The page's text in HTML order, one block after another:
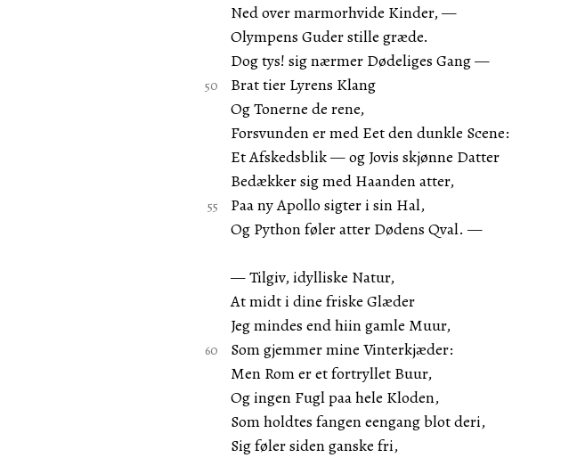
Ned over marmorhvide Kinder, —
Olympens Guder stille græde.
Dog tys! sig nærmer Dødeliges Gang —
Brat tier Lyrens Klang
Og Tonerne de rene,
Forsvunden er med Eet den dunkle Scene:
Et Afskedsblik — og Jovis skjønne Datter
Bedækker sig med Haanden atter,
Paa ny Apollo sigter i sin Hal,
Og Python føler atter Dødens Qval. —
— Tilgiv, idylliske Natur,
At midt i dine friske Glæder
Jeg mindes end hiin gamle Muur,
Som gjemmer mine Vinterkjæder:
Men Rom er et fortryllet Buur,
Og ingen Fugl paa hele Kloden,
Som holdtes fangen eengang blot deri,
Sig føler siden ganske fri,